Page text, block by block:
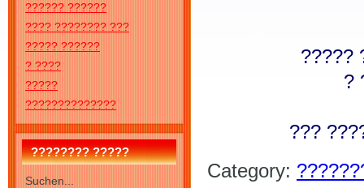
?????? ??????
???? ???????? ???
????? ??????
? ????
?????
??????????????
???????? ?????
Suchen...
?????
?
???
Category: